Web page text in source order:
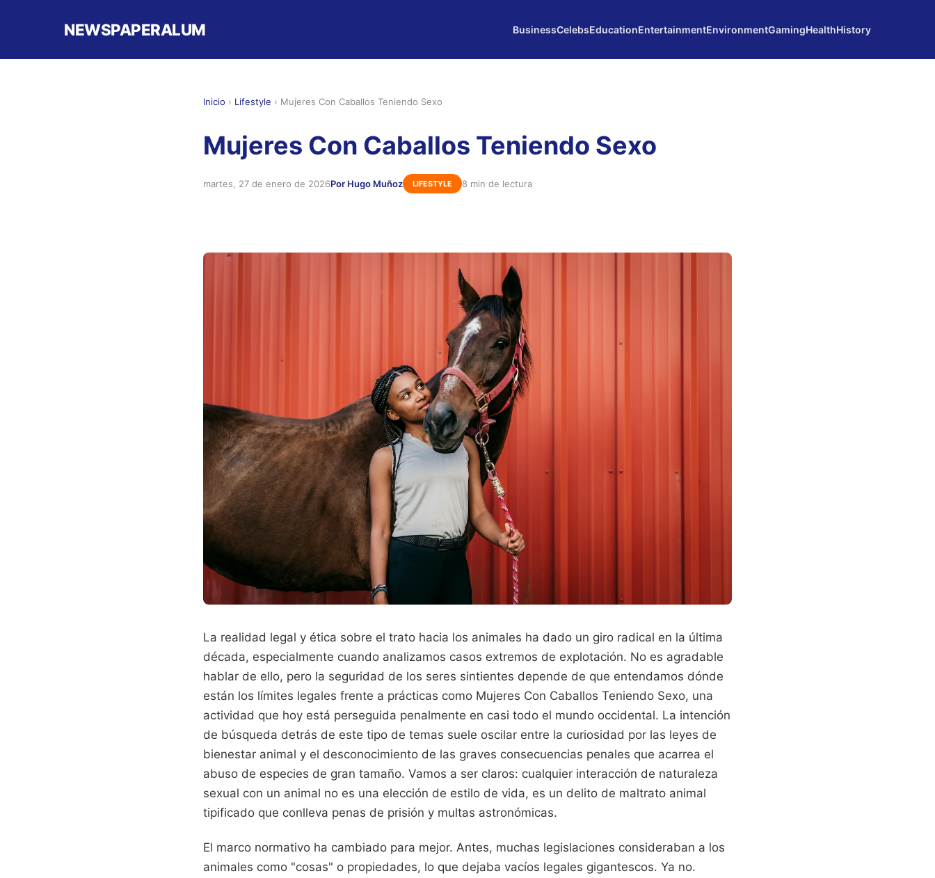
NEWSPAPERALUM BusinessCelebsEducationEntertainmentEnvironmentGamingHealthHistory
Inicio › Lifestyle › Mujeres Con Caballos Teniendo Sexo
Mujeres Con Caballos Teniendo Sexo
martes, 27 de enero de 2026Por Hugo Muñoz LIFESTYLE 8 min de lectura
La realidad legal y ética sobre el trato hacia los animales ha dado un giro radical en la última
década, especialmente cuando analizamos casos extremos de explotación. No es agradable
hablar de ello, pero la seguridad de los seres sintientes depende de que entendamos dónde
están los límites legales frente a prácticas como Mujeres Con Caballos Teniendo Sexo, una
actividad que hoy está perseguida penalmente en casi todo el mundo occidental. La intención
de búsqueda detrás de este tipo de temas suele oscilar entre la curiosidad por las leyes de
bienestar animal y el desconocimiento de las graves consecuencias penales que acarrea el
abuso de especies de gran tamaño. Vamos a ser claros: cualquier interacción de naturaleza
sexual con un animal no es una elección de estilo de vida, es un delito de maltrato animal
tipificado que conlleva penas de prisión y multas astronómicas.
El marco normativo ha cambiado para mejor. Antes, muchas legislaciones consideraban a los
animales como "cosas" o propiedades, lo que dejaba vacíos legales gigantescos. Ya no.